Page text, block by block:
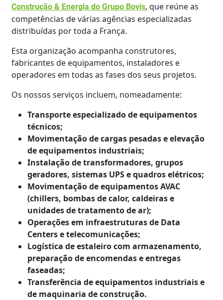
Construção & Energia do Grupo Bovis, que reúne as
competências de várias agências especializadas
distribuídas por toda a França.
Esta organização acompanha construtores,
fabricantes de equipamentos, instaladores e
operadores em todas as fases dos seus projetos.
Os nossos serviços incluem, nomeadamente:
Transporte especializado de equipamentos
técnicos;
Movimentação de cargas pesadas e elevação
de equipamentos industriais;
Instalação de transformadores, grupos
geradores, sistemas UPS e quadros elétricos;
Movimentação de equipamentos AVAC
(chillers, bombas de calor, caldeiras e
unidades de tratamento de ar);
Operações em infraestruturas de Data
Centers e telecomunicações;
Logística de estaleiro com armazenamento,
preparação de encomendas e entregas
faseadas;
Transferência de equipamentos industriais e
de maquinaria de construção.